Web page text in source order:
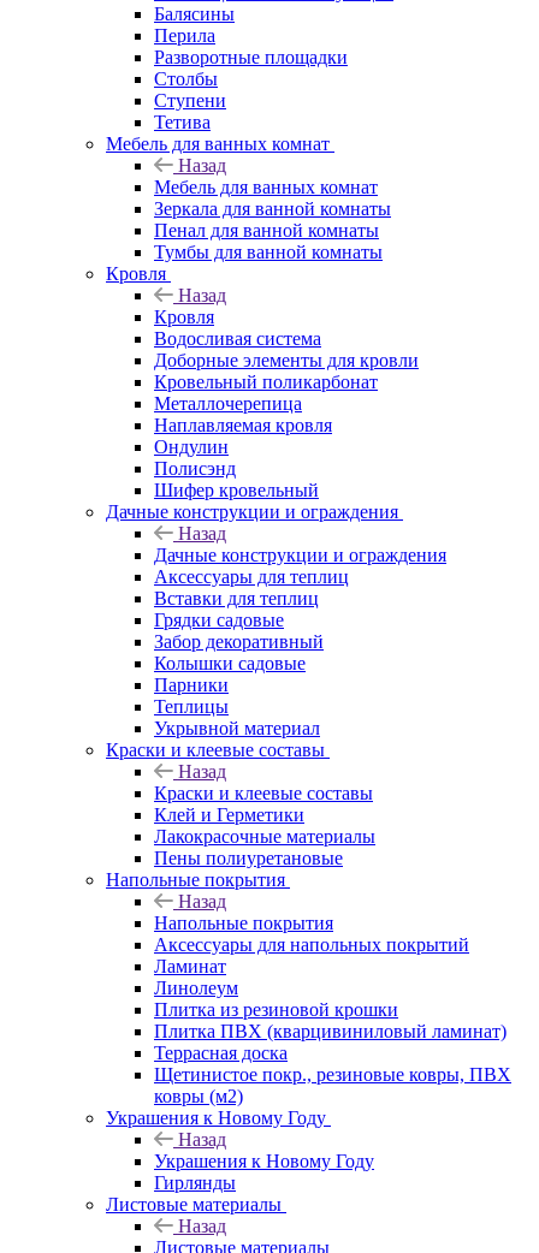
Балясины
Перила
Разворотные площадки
Столбы
Ступени
Тетива
Мебель для ванных комнат
Назад
Мебель для ванных комнат
Зеркала для ванной комнаты
Пенал для ванной комнаты
Тумбы для ванной комнаты
Кровля
Назад
Кровля
Водосливая система
Доборные элементы для кровли
Кровельный поликарбонат
Металлочерепица
Наплавляемая кровля
Ондулин
Полисэнд
Шифер кровельный
Дачные конструкции и ограждения
Назад
Дачные конструкции и ограждения
Аксессуары для теплиц
Вставки для теплиц
Грядки садовые
Забор декоративный
Колышки садовые
Парники
Теплицы
Укрывной материал
Краски и клеевые составы
Назад
Краски и клеевые составы
Клей и Герметики
Лакокрасочные материалы
Пены полиуретановые
Напольные покрытия
Назад
Напольные покрытия
Аксессуары для напольных покрытий
Ламинат
Линолеум
Плитка из резиновой крошки
Плитка ПВХ (кварцивиниловый ламинат)
Террасная доска
Щетинистое покр., резиновые ковры, ПВХ
ковры (м2)
Украшения к Новому Году
Назад
Украшения к Новому Году
Гирлянды
Листовые материалы
Назад
Листовые материалы